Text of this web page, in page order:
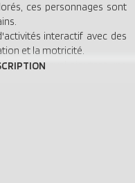
ces personnages sont
interactif avec des
et la motricité.
sur le cheval, ajoutant une